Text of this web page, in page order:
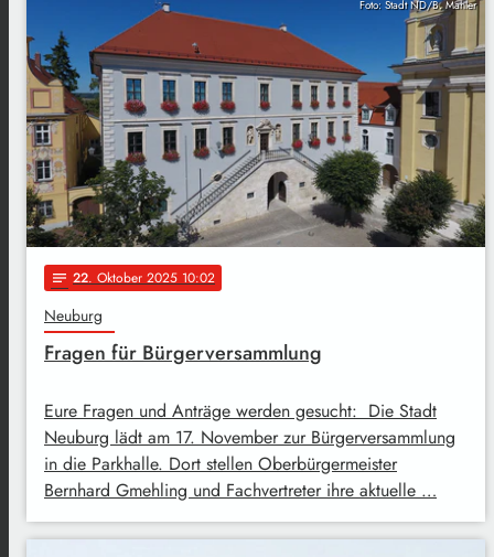
Foto: Stadt ND/B. Mahler
notes 22. Oktober 2025 10:02
Neuburg
Fragen für Bürgerversammlung
Eure Fragen und Anträge werden gesucht: Die Stadt
Neuburg lädt am 17. November zur Bürgerversammlung
in die Parkhalle. Dort stellen Oberbürgermeister
Bernhard Gmehling und Fachvertreter ihre aktuelle …